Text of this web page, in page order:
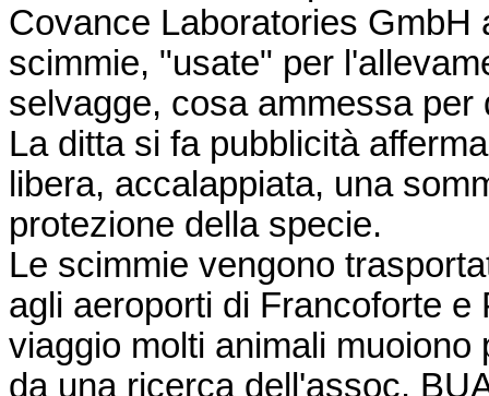
Covance Laboratories GmbH
scimmie, "usate" per
selvagge, cosa ammessa
La ditta si fa pubblicità
libera, accalappiata, una
protezione della specie.
Le scimmie vengono
agli aeroporti di Francoforte
viaggio molti animali
da una ricerca dell'assoc.